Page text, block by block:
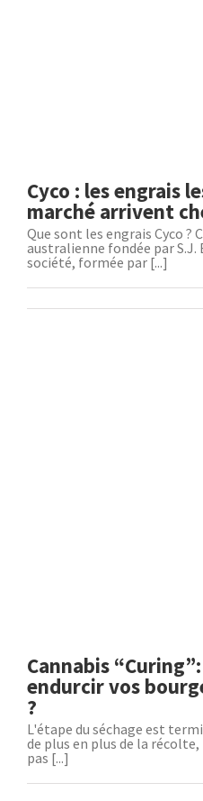
Cyco : les engrais
marché arrivent
Que sont les engrais Cyco ?
australienne fondée par S.J.
société, formée par [...]
Cannabis
endurcir vos
?
L'étape du séchage est
de plus en plus de la
pas [...]